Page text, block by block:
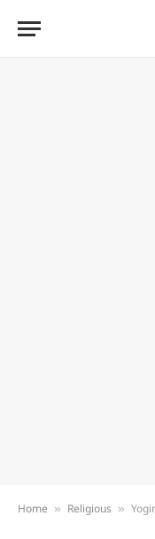
Home » Religious » Yogini